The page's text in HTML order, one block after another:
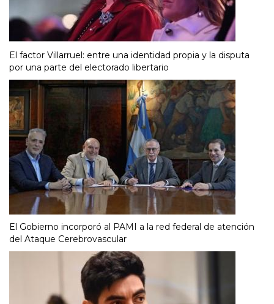
El factor Villarruel: entre una identidad propia y la disputa
por una parte del electorado libertario
El Gobierno incorporó al PAMI a la red federal de atención
del Ataque Cerebrovascular